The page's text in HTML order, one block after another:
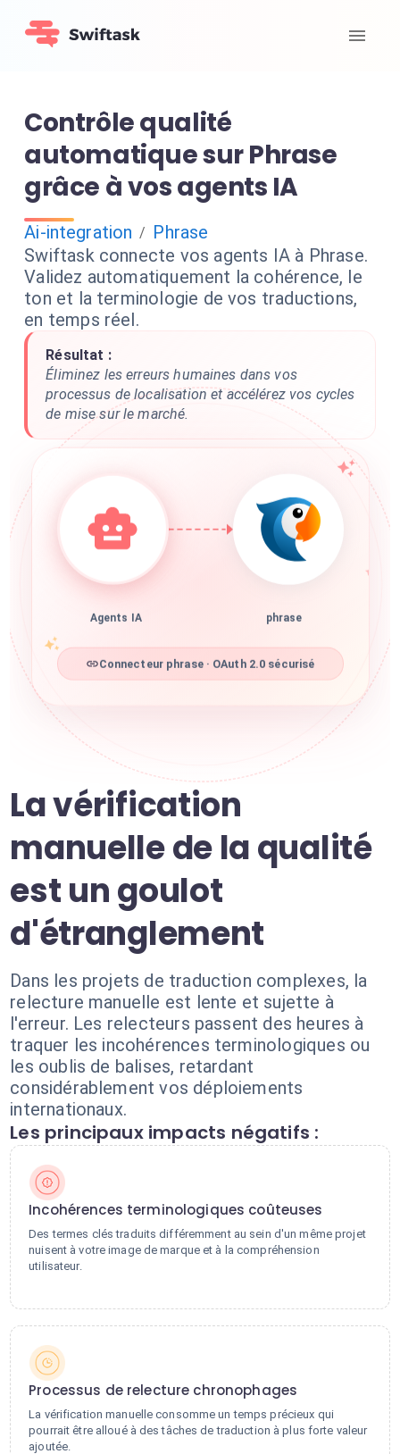
Contrôle qualité
automatique sur Phrase
grâce à vos agents IA
Ai-integration / Phrase
Swiftask connecte vos agents IA à Phrase.
Validez automatiquement la cohérence, le
ton et la terminologie de vos traductions,
en temps réel.
Résultat :
Éliminez les erreurs humaines dans vos
processus de localisation et accélérez vos cycles
de mise sur le marché.
Agents IA phrase
Connecteur phrase · OAuth 2.0 sécurisé
La vérification
manuelle de la qualité
est un goulot
d'étranglement
Dans les projets de traduction complexes, la
relecture manuelle est lente et sujette à
l'erreur. Les relecteurs passent des heures à
traquer les incohérences terminologiques ou
les oublis de balises, retardant
considérablement vos déploiements
internationaux.
Les principaux impacts négatifs :
Incohérences terminologiques coûteuses
Des termes clés traduits différemment au sein d'un même projet
nuisent à votre image de marque et à la compréhension
utilisateur.
Processus de relecture chronophages
La vérification manuelle consomme un temps précieux qui
pourrait être alloué à des tâches de traduction à plus forte valeur
ajoutée.